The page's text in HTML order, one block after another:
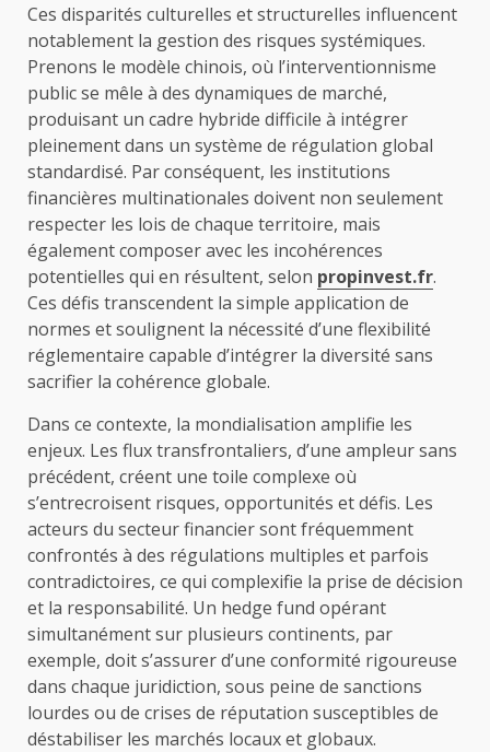
Ces disparités culturelles et structurelles influencent
notablement la gestion des risques systémiques.
Prenons le modèle chinois, où l’interventionnisme
public se mêle à des dynamiques de marché,
produisant un cadre hybride difficile à intégrer
pleinement dans un système de régulation global
standardisé. Par conséquent, les institutions
financières multinationales doivent non seulement
respecter les lois de chaque territoire, mais
également composer avec les incohérences
potentielles qui en résultent, selon propinvest.fr.
Ces défis transcendent la simple application de
normes et soulignent la nécessité d’une flexibilité
réglementaire capable d’intégrer la diversité sans
sacrifier la cohérence globale.
Dans ce contexte, la mondialisation amplifie les
enjeux. Les flux transfrontaliers, d’une ampleur sans
précédent, créent une toile complexe où
s’entrecroisent risques, opportunités et défis. Les
acteurs du secteur financier sont fréquemment
confrontés à des régulations multiples et parfois
contradictoires, ce qui complexifie la prise de décision
et la responsabilité. Un hedge fund opérant
simultanément sur plusieurs continents, par
exemple, doit s’assurer d’une conformité rigoureuse
dans chaque juridiction, sous peine de sanctions
lourdes ou de crises de réputation susceptibles de
déstabiliser les marchés locaux et globaux.